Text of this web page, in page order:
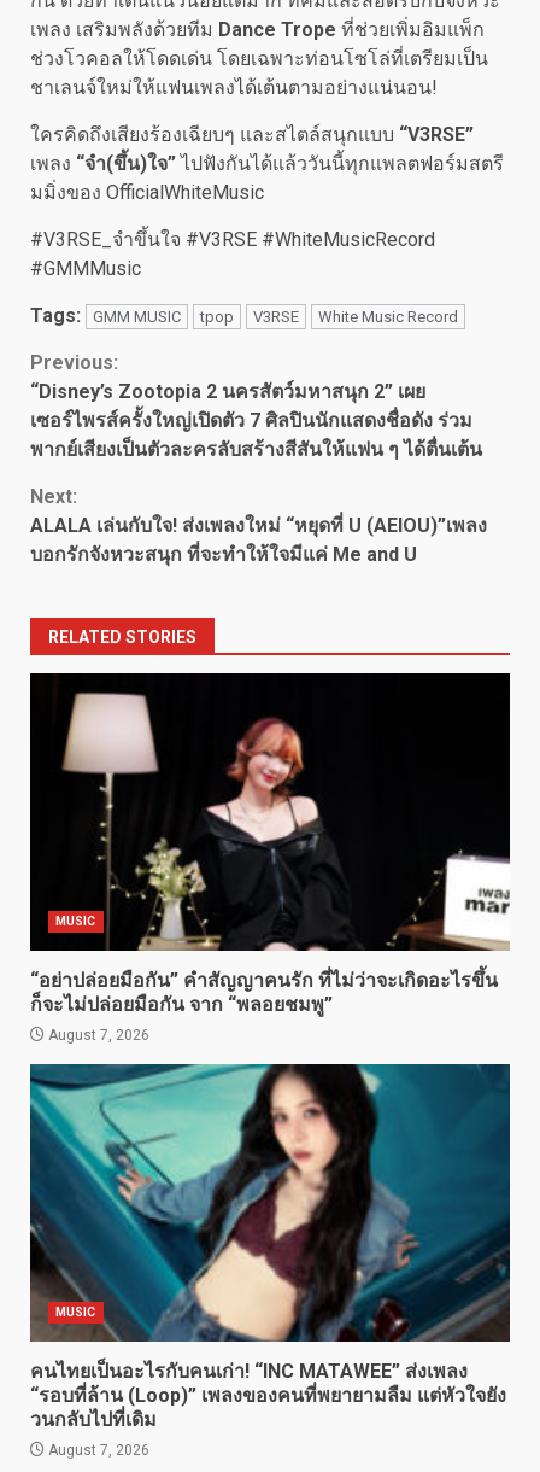
เพลง เสริมพลังด้วยทีม Dance Trope ที่ช่วยเพิ่มอิมแพ็ก
ช่วงโวคอลให้โดดเด่น โดยเฉพาะท่อนโซโล่ที่เตรียมเป็น
ชาเลนจ์ใหม่ให้แฟนเพลงได้เต้นตามอย่างแน่นอน!
ใครคิดถึงเสียงร้องเฉียบๆ และสไตล์สนุกแบบ “V3RSE”
เพลง “จำ(ขึ้น)ใจ”ไปฟังกันได้แล้ววันนี้ทุกแพลตฟอร์มสตรี
มมิ่งของ OfficialWhiteMusic
#V3RSE_จำขึ้นใจ #V3RSE #WhiteMusicRecord
#GMMMusic
Tags: GMM MUSIC tpop V3RSE White Music Record
Continue
Reading
Previous:
“Disney’s Zootopia 2 นครสัตว์มหาสนุก 2” เผย
เซอร์ไพรส์ครั้งใหญ่เปิดตัว 7 ศิลปินนักแสดงชื่อดัง ร่วม
พากย์เสียงเป็นตัวละครลับสร้างสีสันให้แฟน ๆ ได้ตื่นเต้น
Next:
ALALA เล่นกับใจ! ส่งเพลงใหม่ “หยุดที่ U (AEIOU)”เพลง
บอกรักจังหวะสนุก ที่จะทำให้ใจมีแค่ Me and U
RELATED STORIES
MUSIC
“อย่าปล่อยมือกัน” คำสัญญาคนรัก ที่ไม่ว่าจะเกิดอะไรขึ้น
ก็จะไม่ปล่อยมือกัน จาก “พลอยชมพู”
August 7, 2026
MUSIC
คนไทยเป็นอะไรกับคนเก่า! “INC MATAWEE” ส่งเพลง
“รอบที่ล้าน (Loop)” เพลงของคนที่พยายามลืม แต่หัวใจยัง
วนกลับไปที่เดิม
August 7, 2026